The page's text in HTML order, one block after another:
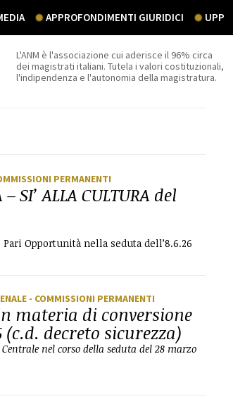
APPROFONDIMENTI GIURIDICI UPP
L'ANM è l'associazione cui aderisce il 96% circa
dei magistrati italiani. Tutela i valori costituzionali,
l'indipendenza e l'autonomia della magistratura.
PERMANENTI
SI’ ALLA CULTURA del
Opportunità nella seduta dell’8.6.26
- COMMISSIONI PERMANENTI
materia di conversione
decreto sicurezza)
nel corso della seduta del 28 marzo